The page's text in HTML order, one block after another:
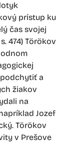
prístup ku
čas svojej
474) Törökov
a
žiakov
na
Jozef
Törökov
v Prešove